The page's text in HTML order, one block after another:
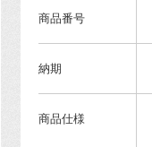
商品番号
納期
商品仕様